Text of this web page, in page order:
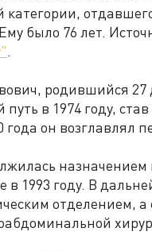
категории,
было 76 лет.
.
родившийся 27
в 1974 году,
года он возглавлял
назначением
в 1993 году. В
отделением,